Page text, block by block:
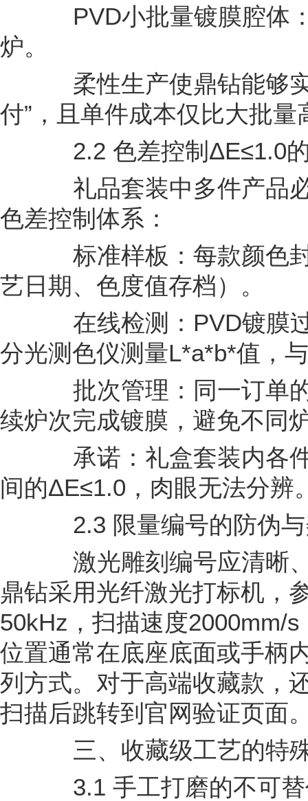
PVD小批量镀膜腔体：
炉。
柔性生产使鼎钻能够实
付”，且单件成本仅比大批量
2.2 色差控制ΔE≤1.0的
礼品套装中多件产品必
色差控制体系：
标准样板：每款颜色封
艺日期、色度值存档）。
在线检测：PVD镀膜过
分光测色仪测量L*a*b*值，
批次管理：同一订单的
续炉次完成镀膜，避免不同
承诺：礼盒套装内各件
间的ΔE≤1.0，肉眼无法分辨
2.3 限量编号的防伪与
激光雕刻编号应清晰、
鼎钻采用光纤激光打标机，
50kHz，扫描速度2000mm/
位置通常在底座底面或手柄
列方式。对于高端收藏款，
扫描后跳转到官网验证页面
三、收藏级工艺的特
3.1 手工打磨的不可替